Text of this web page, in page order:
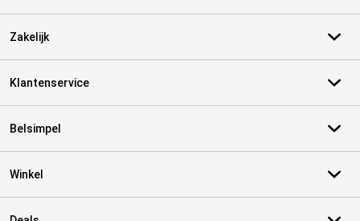
Zakelijk
Klantenservice
Belsimpel
Winkel